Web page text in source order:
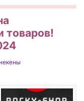
товаров!